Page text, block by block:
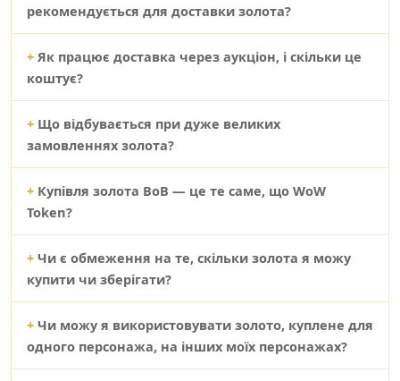
рекомендується для доставки золота?
Як працює доставка через аукціон, і скільки це
коштує?
Що відбувається при дуже великих
замовленнях золота?
Купівля золота ВоВ — це те саме, що WoW
Token?
Чи є обмеження на те, скільки золота я можу
купити чи зберігати?
Чи можу я використовувати золото, куплене для
одного персонажа, на інших моїх персонажах?